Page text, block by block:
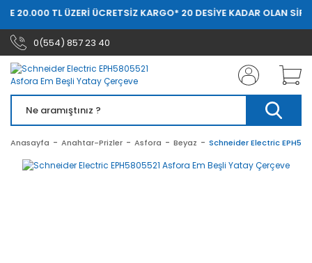
20.000 TL ÜZERİ ÜCRETSİZ KARGO* 20 DESİYE KADAR OLAN
0(554) 857 23 40
Anasayfa Anahtar-Prizler Asfora Beyaz Schneider Electric